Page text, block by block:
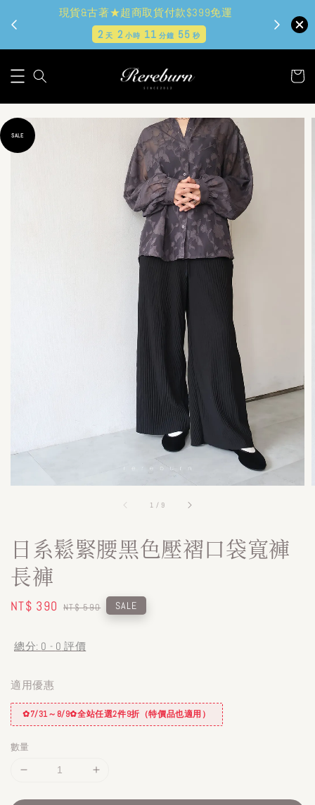
現貨&古著★超商取貨付款$399免運
2天 2小時 11分鐘 53秒
1 / 9
SALE
日系鬆緊腰黑色壓褶口袋寬褲
長褲
Sale
NT$ 390 Regular
NT$ 590 SALE
總分: 0 - 0 評價
適用優惠
✿7/31～8/9✿全站任選2件9折（特價品也適用）
數量